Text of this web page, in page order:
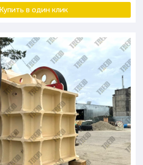
Купить в один клик